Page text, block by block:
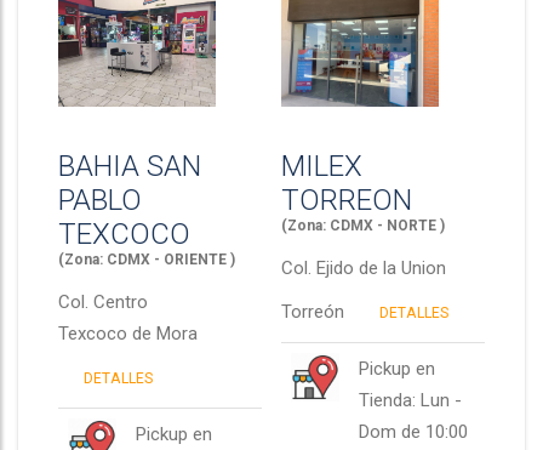
BAHIA SAN
PABLO
TEXCOCO
(Zona: CDMX - ORIENTE )
Col. Centro
Texcoco de Mora
DETALLES
Pickup en
MILEX
TORREON
(Zona: CDMX - NORTE )
Col. Ejido de la Union
Torreón
DETALLES
Pickup en
Tienda: Lun -
Dom de 10:00